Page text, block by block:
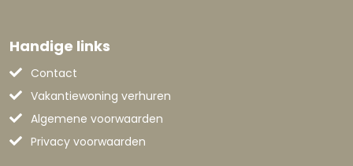
Handige links
Contact
Vakantiewoning verhuren
Algemene voorwaarden
Privacy voorwaarden